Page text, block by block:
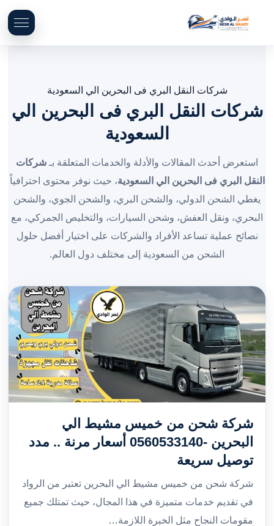
شركات النقل البري فى البحرين الي السعودية
شركات النقل البري فى البحرين الي
السعودية
استعرض أحدث المقالات والأدلة والخدمات المتعلقة بـ شركات
النقل البري فى البحرين الي السعودية، حيث نوفر محتوى احترافياً
يغطي الشحن الدولي، والشحن البري، والشحن الجوي، والشحن
البحري، ونقل العفش، وشحن السيارات، والتخليص الجمركي، مع
نصائح عملية تساعد الأفراد والشركات على اختيار أفضل حلول
الشحن من السعودية إلى مختلف دول العالم.
شركة شحن من خميس مشيط الي
البحرين -0560533140 أسعار مرنة .. مدد
توصيل سريعة
شركة شحن من خميس مشيط الي البحرين تعتبر من الرواد
في تقديم خدمات متميزة في هذا المجال، حيث تمتلك جميع
مقومات النجاح مثل الخبرة اللازمة…